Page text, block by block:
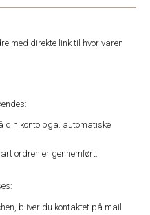
med direkte link til hvor varen
din konto pga. automatiske
ordren er gennemført.
bliver du kontaktet på mail